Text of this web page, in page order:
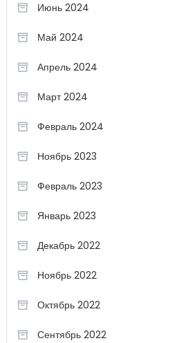
Июнь 2024
Май 2024
Апрель 2024
Март 2024
Февраль 2024
Ноябрь 2023
Февраль 2023
Январь 2023
Декабрь 2022
Ноябрь 2022
Октябрь 2022
Сентябрь 2022